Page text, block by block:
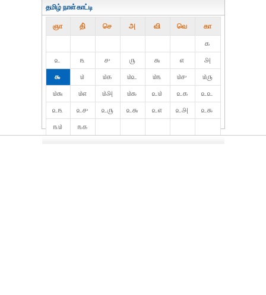
தமிழ் நாள்காட்டி
ஞா தி் செ அ வி வெ கா
௧
௨
௩ ௪ ௫ ௬ ௭
௮
௯
௰ ௰௧ ௰௨ ௰௩ ௰௪
௰௫
௰௬
௰௭ ௰௮ ௰௯ ௨௰ ௨௧
௨௨
௨௩
௨௪ ௨௫ ௨௬ ௨௭ ௨௮
௨௯
௩௰
௩௧